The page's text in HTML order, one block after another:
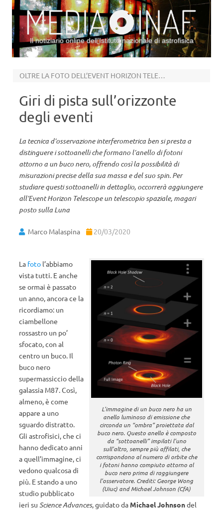
Il notiziario online dell’Istituto nazionale di astrofisica
OLTRE LA FOTO DELL’EVENT HORIZON TELESCOPE
Giri di pista sull’orizzonte
degli eventi
La tecnica d’osservazione interferometrica ben si presta a
distinguere i sottoanelli che formano l’anello di fotoni
attorno a un buco nero, offrendo così la possibilità di
misurazioni precise della sua massa e del suo spin. Per
studiare questi sottoanelli in dettaglio, occorrerà aggiungere
all’Event Horizon Telescope un telescopio spaziale, magari
posto sulla Luna
Marco Malaspina 20/03/2020
L’immagine di un buco nero ha un
anello luminoso di emissione che
circonda un “ombra” proiettata dal
buco nero. Questo anello è composto
da “sottoanelli” impilati l’uno
sull’altro, sempre più affilati, che
corrispondono al numero di orbite che
i fotoni hanno compiuto attorno al
buco nero prima di raggiungere
l’osservatore. Crediti: George Wong
(Uiuc) and Michael Johnson (CfA)
La foto l’abbiamo
vista tutti. E anche
se ormai è passato
un anno, ancora ce la
ricordiamo: un
ciambellone
rossastro un po’
sfocato, con al
centro un buco. Il
buco nero
supermassiccio della
galassia M87. Così,
almeno, è come
appare a uno
sguardo distratto.
Gli astrofisici, che ci
hanno dedicato anni
a quell’immagine, ci
vedono qualcosa di
più. E stando a uno
studio pubblicato
ieri su Science Advances, guidato da Michael Johnsondel